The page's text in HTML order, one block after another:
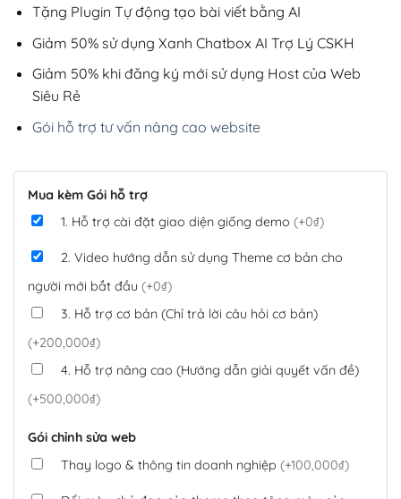
Tặng Plugin Tự động tạo bài viết bằng AI
Giảm 50% sử dụng Xanh Chatbox AI Trợ Lý CSKH
Giảm 50% khi đăng ký mới sử dụng Host của Web
Siêu Rẻ
Gói hỗ trợ tư vấn nâng cao website
Mua kèm Gói hỗ trợ
1. Hỗ trợ cài đặt giao diện giống demo (+0₫)
2. Video hướng dẫn sử dụng Theme cơ bản cho
người mới bắt đầu (+0₫)
3. Hỗ trợ cơ bản (Chỉ trả lời câu hỏi cơ bản)
(+200,000₫)
4. Hỗ trợ nâng cao (Hướng dẫn giải quyết vấn đề)
(+500,000₫)
Gói chỉnh sửa web
Thay logo & thông tin doanh nghiệp (+100,000₫)